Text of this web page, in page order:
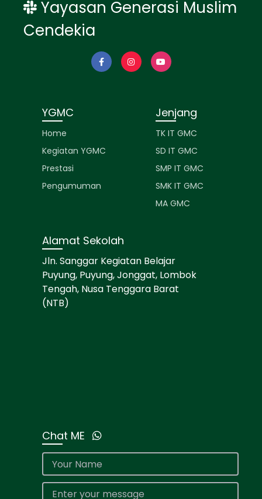
Yayasan Generasi Muslim
Cendekia
YGMC
Home
Kegiatan YGMC
Prestasi
Pengumuman
Jenjang
TK IT GMC
SD IT GMC
SMP IT GMC
SMK IT GMC
MA GMC
Alamat Sekolah
Jln. Sanggar Kegiatan Belajar
Puyung, Puyung, Jonggat, Lombok
Tengah, Nusa Tenggara Barat
(NTB)
Chat ME